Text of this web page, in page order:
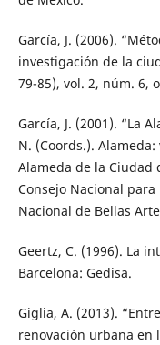
García, J. (2006).
investigación de la
79-85), vol. 2, núm. 6,
García, J. (2001). “La
N. (Coords.).
Alameda de la Ciudad
Consejo Nacional
Nacional de Bellas
Geertz, C. (1996). La
Barcelona: Gedisa.
Giglia, A. (2013).
renovación urbana en